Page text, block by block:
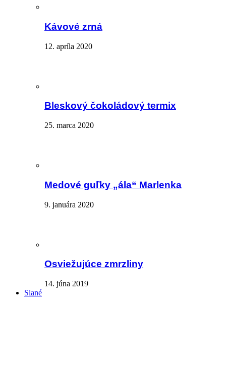
Kávové zrná
12. apríla 2020
Bleskový čokoládový termix
25. marca 2020
Medové guľky „ála“ Marlenka
9. januára 2020
Osviežujúce zmrzliny
14. júna 2019
Slané